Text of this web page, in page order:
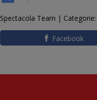
Spectacola Team | Categorie:
Facebook